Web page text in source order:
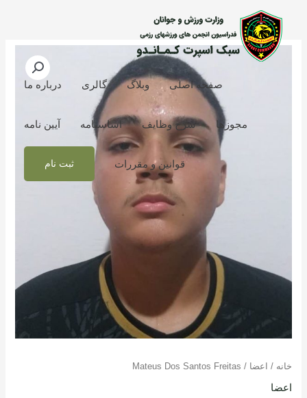
صفحه اصلی وبلاگ گالری درباره ما
مجوزها شرح وظایف اساسنامه آیین نامه
قوانین و مقررات ثبت نام
خانه / اعضا / Mateus Dos Santos Freitas
اعضا